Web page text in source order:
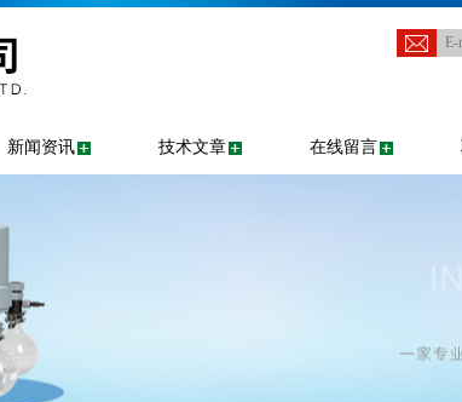
新闻资讯 技术文章 在线留言